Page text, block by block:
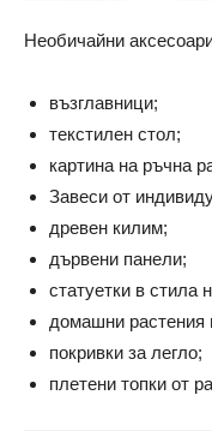
Необичайни
възглавници;
текстилен стол;
картина на ръчна
Завеси от
древен килим;
дървени панели;
статуетки в стила
домашни растения
покривки за легло;
плетени топки от